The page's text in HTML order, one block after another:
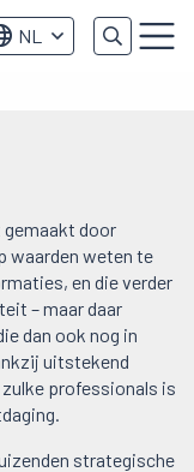
NL Menu
door
waarden weten te
en die verder
– maar daar
dan ook nog in
uitstekend
professionals is
strategische